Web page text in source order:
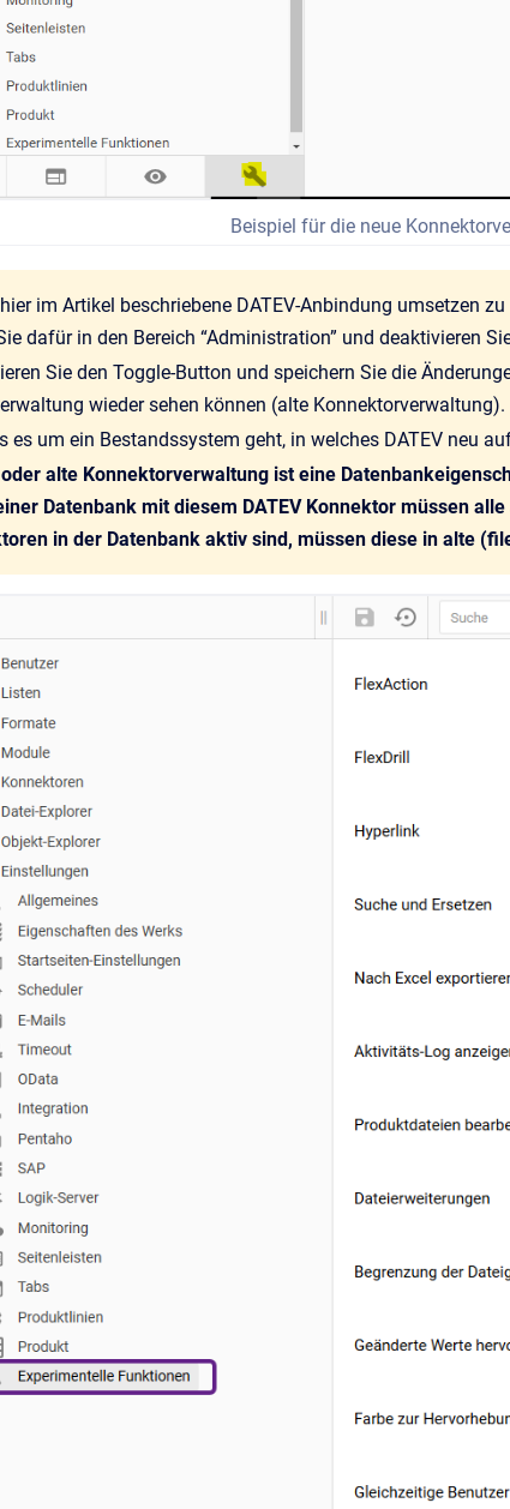
Beispiel für die neue
im Artikel beschriebene DATEV-Anbindung umsetzen
dafür in den Bereich “Administration” und deaktivieren
Sie den Toggle-Button und speichern Sie die
wieder sehen können (alte Konnektorverwaltung).
es um ein Bestandssystem geht, in welches DATEV neu
oder alte Konnektorverwaltung ist eine
Datenbank mit diesem DATEV Konnektor müssen
in der Datenbank aktiv sind, müssen diese in alte